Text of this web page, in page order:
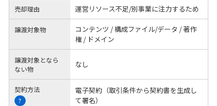
売却理由 運営リソース不足/別事業に注力するため
譲渡対象物
コンテンツ / 構成ファイル/データ / 著作
権 / ドメイン
譲渡対象となら
ない物
なし
契約方法
?
電子契約（取引条件から契約書を生成し
て署名）